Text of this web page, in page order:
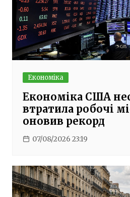
Економіка
Економіка США
втратила робочі
оновив рекорд
07/08/2026 23:19